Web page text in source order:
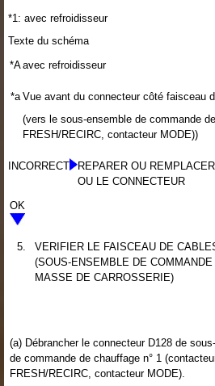
*1: avec refroidisseur
Texte du schéma
*Aavec refroidisseur
*a Vue avant du connecteur côté faisceau
(vers le sous-ensemble de commande
FRESH/RECIRC, contacteur MODE))
INCORRECT
REPARER OU
OU LE CONNECTEUR
OK
5.
VERIFIER LE FAISCEAU DE
(SOUS-ENSEMBLE DE
MASSE DE CARROSSERIE)
(a) Débrancher le connecteur D128 de
de commande de chauffage n° 1
FRESH/RECIRC, contacteur MODE).